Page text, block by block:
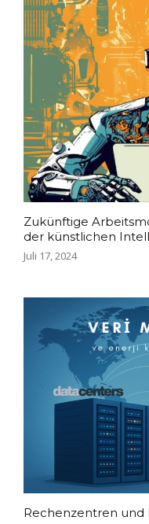
Zukünftige
der künstlichen
Juli 17, 2024
Rechenzentren und